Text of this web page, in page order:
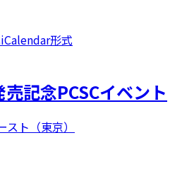
iCalendar形式
記念PCSCイベント
ト（東京）